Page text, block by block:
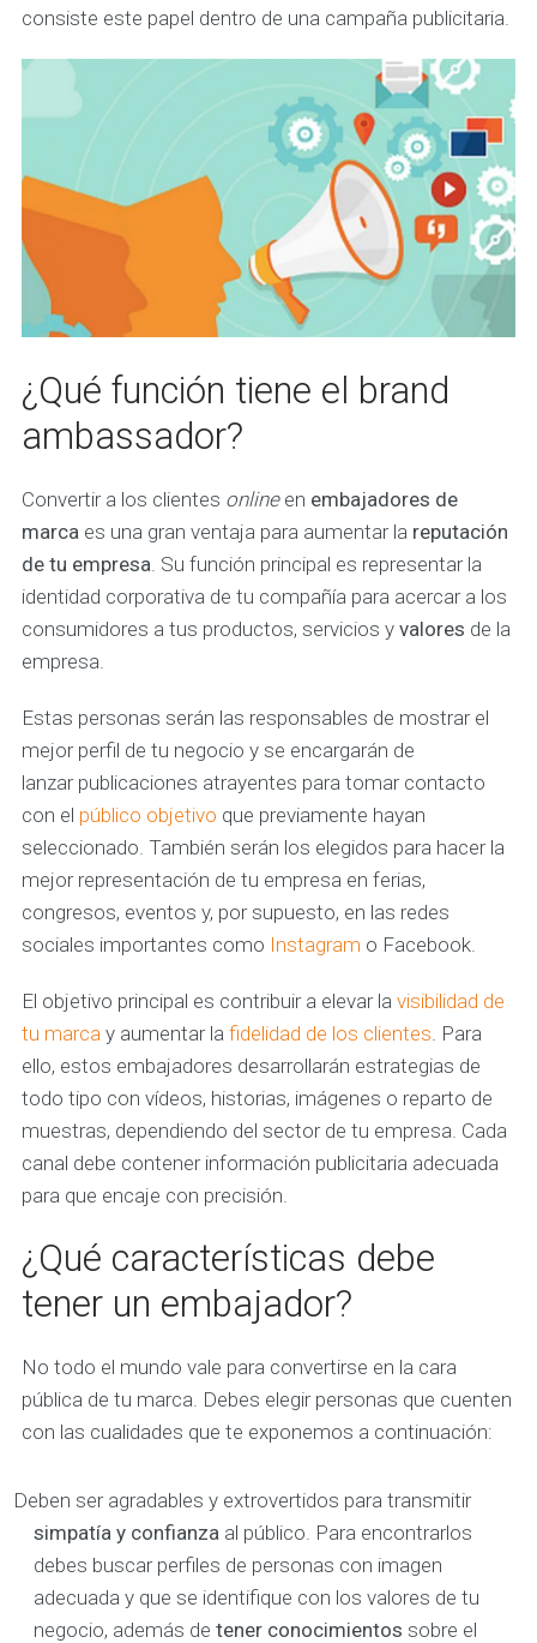
consiste este papel dentro de una campaña publicitaria.
¿Qué función tiene el brand
ambassador?
Convertir a los clientes onlineen embajadores de
marca es una gran ventaja para aumentar la reputación
de tu empresa . Su función principal es representar la
identidad corporativa de tu compañía para acercar a los
consumidores a tus productos, servicios y valores de la
empresa.
Estas personas serán las responsables de mostrar el
mejor perfil de tu negocio y se encargarán de
lanzar publicaciones atrayentes para tomar contacto
con el público objetivo que previamente hayan
seleccionado. También serán los elegidos para hacer la
mejor representación de tu empresa en ferias,
congresos, eventos y, por supuesto, en las redes
sociales importantes como Instagram o Facebook.
El objetivo principal es contribuir a elevar la visibilidad de
tu marca y aumentar la fidelidad de los clientes . Para
ello, estos embajadores desarrollarán estrategias de
todo tipo con vídeos, historias, imágenes o reparto de
muestras, dependiendo del sector de tu empresa. Cada
canal debe contener información publicitaria adecuada
para que encaje con precisión.
¿Qué características debe
tener un embajador?
No todo el mundo vale para convertirse en la cara
pública de tu marca. Debes elegir personas que cuenten
con las cualidades que te exponemos a continuación:
Deben ser agradables y extrovertidos para transmitir
simpatía y confianza al público. Para encontrarlos
debes buscar perfiles de personas con imagen
adecuada y que se identifique con los valores de tu
negocio, además de tener conocimientos sobre el